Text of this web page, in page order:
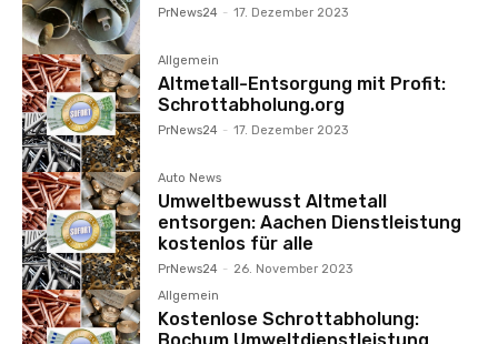
PrNews24 - 17. Dezember 2023
Allgemein
Altmetall-Entsorgung mit Profit:
Schrottabholung.org
PrNews24 - 17. Dezember 2023
Auto News
Umweltbewusst Altmetall
entsorgen: Aachen Dienstleistung
kostenlos für alle
PrNews24 - 26. November 2023
Allgemein
Kostenlose Schrottabholung: